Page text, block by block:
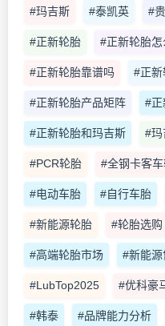
#玛吉斯 #泰凯英 #
#正新轮胎 #正新轮胎怎
#正新轮胎靠谱吗 #正新
#正新轮胎产品矩阵 #正
#正新轮胎和玛吉斯 #玛
#PCR轮胎 #全钢卡客
#电动车胎 #自行车胎
#新能源轮胎 #轮胎选购
#高端轮胎市场 #新能源
#LubTop2025 #优科豪
#韩泰 #品牌能力分析